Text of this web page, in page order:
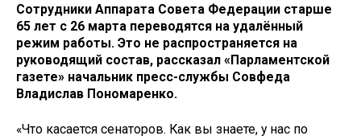
Сотрудники Аппарата Совета Федерации старше
65 лет с 26 марта переводятся на удалённый
режим работы. Это не распространяется на
руководящий состав, рассказал «Парламентской
газете» начальник пресс-службы Совфеда
Владислав Пономаренко.
«Что касается сенаторов. Как вы знаете, у нас по